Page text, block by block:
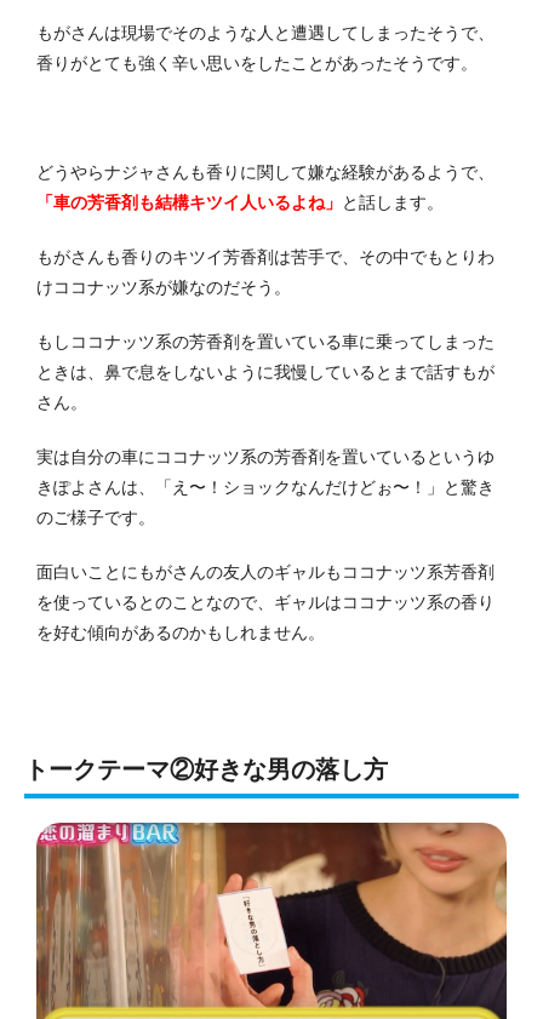
もがさんは現場でそのような人と遭遇してしまったそうで、
香りがとても強く辛い思いをしたことがあったそうです。
どうやらナジャさんも香りに関して嫌な経験があるようで、
「車の芳香剤も結構キツイ人いるよね」 と話します。
もがさんも香りのキツイ芳香剤は苦手で、その中でもとりわ
けココナッツ系が嫌なのだそう。
もしココナッツ系の芳香剤を置いている車に乗ってしまった
ときは、鼻で息をしないように我慢しているとまで話すもが
さん。
実は自分の車にココナッツ系の芳香剤を置いているというゆ
きぽよさんは、「え〜！ショックなんだけどぉ〜！」と驚き
のご様子です。
面白いことにもがさんの友人のギャルもココナッツ系芳香剤
を使っているとのことなので、ギャルはココナッツ系の香り
を好む傾向があるのかもしれません。
トークテーマ②好きな男の落し方